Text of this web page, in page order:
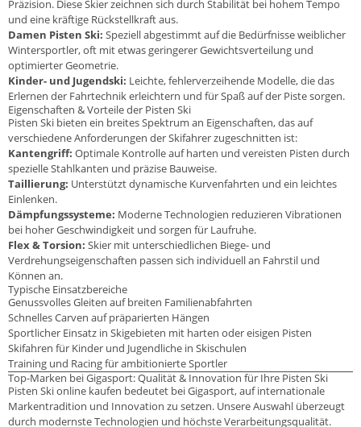
Präzision. Diese Skier zeichnen sich durch Stabilität bei hohem Tempo
und eine kräftige Rückstellkraft aus.
Damen Pisten Ski: Speziell abgestimmt auf die Bedürfnisse weiblicher
Wintersportler, oft mit etwas geringerer Gewichtsverteilung und
optimierter Geometrie.
Kinder- und Jugendski: Leichte, fehlerverzeihende Modelle, die das
Erlernen der Fahrtechnik erleichtern und für Spaß auf der Piste sorgen.
Eigenschaften & Vorteile der Pisten Ski
Pisten Ski bieten ein breites Spektrum an Eigenschaften, das auf
verschiedene Anforderungen der Skifahrer zugeschnitten ist:
Kantengriff: Optimale Kontrolle auf harten und vereisten Pisten durch
spezielle Stahlkanten und präzise Bauweise.
Taillierung: Unterstützt dynamische Kurvenfahrten und ein leichtes
Einlenken.
Dämpfungssysteme: Moderne Technologien reduzieren Vibrationen
bei hoher Geschwindigkeit und sorgen für Laufruhe.
Flex & Torsion: Skier mit unterschiedlichen Biege- und
Verdrehungseigenschaften passen sich individuell an Fahrstil und
Können an.
Typische Einsatzbereiche
Genussvolles Gleiten auf breiten Familienabfahrten
Schnelles Carven auf präparierten Hängen
Sportlicher Einsatz in Skigebieten mit harten oder eisigen Pisten
Skifahren für Kinder und Jugendliche in Skischulen
Training und Racing für ambitionierte Sportler
Top-Marken bei Gigasport: Qualität & Innovation für Ihre Pisten Ski
Pisten Ski online kaufen bedeutet bei Gigasport, auf internationale
Markentradition und Innovation zu setzen. Unsere Auswahl überzeugt
durch modernste Technologien und höchste Verarbeitungsqualität.